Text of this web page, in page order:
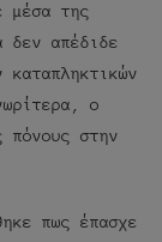
μέσα της
δεν απέδιδε
ο
πόνους στην
πως έπασχε